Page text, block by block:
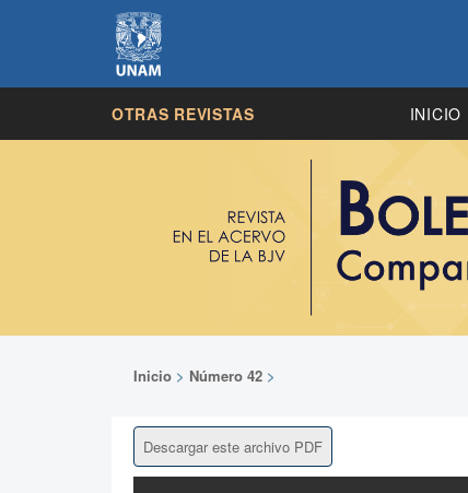
OTRAS REVISTAS INICIO
Inicio > Número 42 >
Descargar este archivo PDF